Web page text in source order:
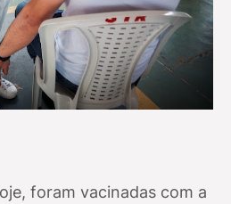
foram vacinadas com a